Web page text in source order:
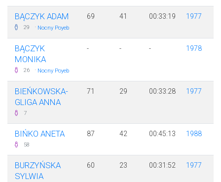
BĄCZYK ADAM
29 · Nocny Poyeb
69 41 00:33:19 1977
BĄCZYK
MONIKA
26 · Nocny Poyeb
- - - 1978
BIEŃKOWSKA-
GLIGA ANNA
7
71 29 00:33:28 1977
BIŃKO ANETA
58
87 42 00:45:13 1988
BURZYŃSKA
SYLWIA
60 23 00:31:52 1977